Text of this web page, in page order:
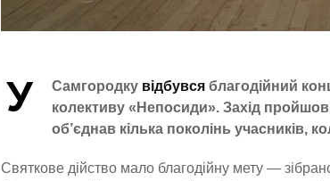
У Самгородку відбувсяблагодійний
колективу «Непосиди». Захід
об’єднав кілька поколінь учасників,
Святкове дійство мало благодійну мету —